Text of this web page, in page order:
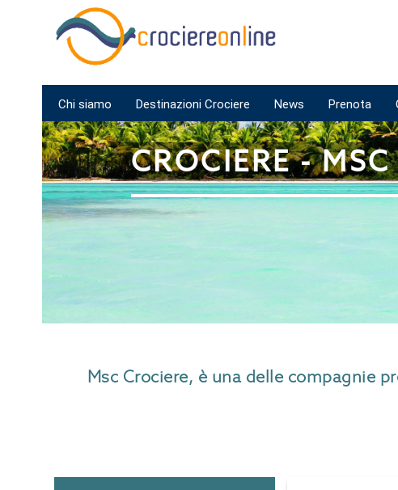
Chi siamo Destinazioni Crociere News Prenota
CROCIERE -
Msc Crociere, è una delle compagnie